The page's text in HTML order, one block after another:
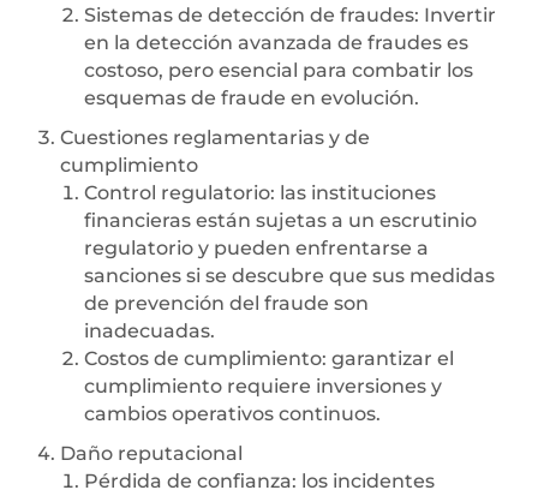
Sistemas de detección de fraudes: Invertir
en la detección avanzada de fraudes es
costoso, pero esencial para combatir los
esquemas de fraude en evolución.
Cuestiones reglamentarias y de
cumplimiento
Control regulatorio: las instituciones
financieras están sujetas a un escrutinio
regulatorio y pueden enfrentarse a
sanciones si se descubre que sus medidas
de prevención del fraude son
inadecuadas.
Costos de cumplimiento: garantizar el
cumplimiento requiere inversiones y
cambios operativos continuos.
Daño reputacional
Pérdida de confianza: los incidentes